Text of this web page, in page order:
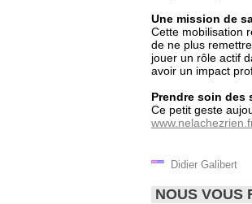
Une mission de
Cette mobilisation
de ne plus
jouer un rôle actif
avoir un impact
Prendre soin des
Ce petit geste
Didier Galibert
NOUS VOUS